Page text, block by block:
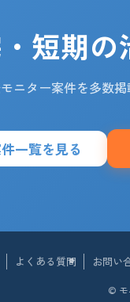
短期
ニター案件を多数
一覧を見る
よくある質問 お問い
©